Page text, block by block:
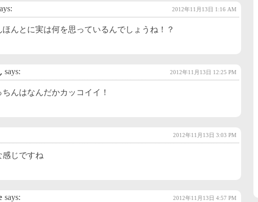
2012年11月13日 1:16 AM
ほんとに実は何を思っているんでしょうね！？
says: 2012年11月13日 12:25 PM
んはなんだかカッコイイ！
2012年11月13日 3:03 PM
感じですね
says: 2012年11月13日 4:57 PM